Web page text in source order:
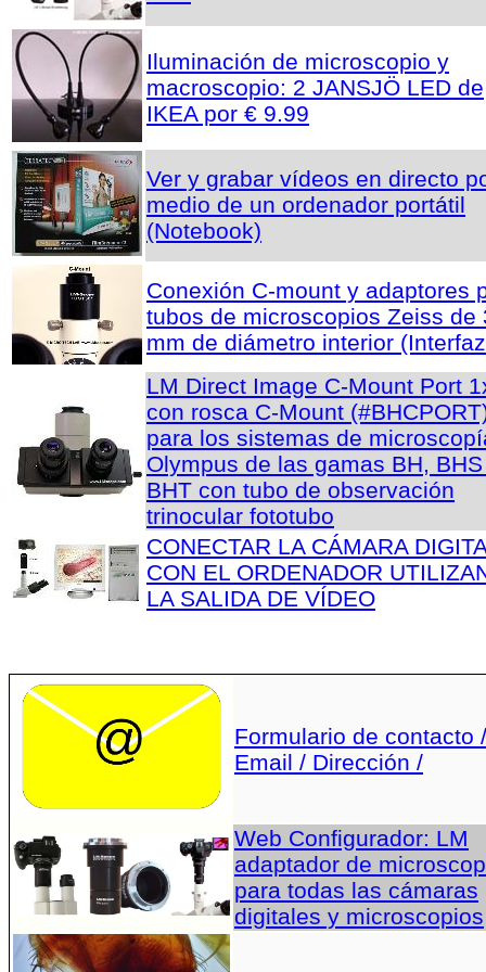
Iluminación de microscopio y
macroscopio: 2 JANSJÖ LED de
IKEA por € 9.99
Ver y grabar vídeos en directo
medio de un ordenador portátil
(Notebook)
Conexión C-mount y adaptores
tubos de microscopios Zeiss de
mm de diámetro interior
LM Direct Image C-Mount Port
con rosca C-Mount
para los sistemas de
Olympus de las gamas BH,
BHT con tubo de observación
trinocular fototubo
CONECTAR LA CÁMARA
CON EL ORDENADOR
LA SALIDA DE VÍDEO
Formulario de contacto /
Email / Dirección /
Web Configurador: LM
adaptador de
para todas las cámaras
digitales y microscopios